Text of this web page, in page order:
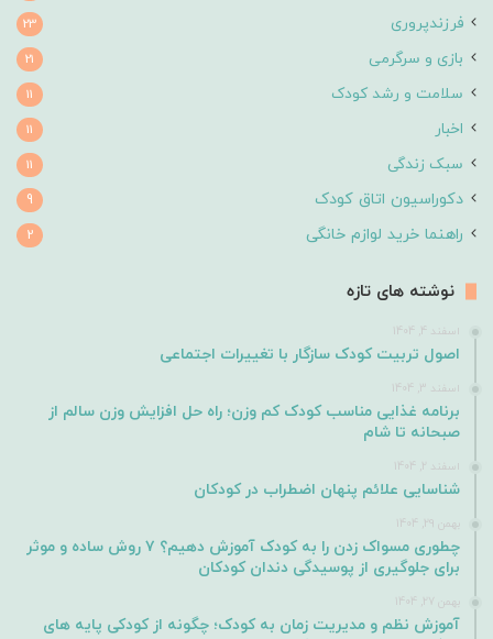
فرزندپروری 23
بازی و سرگرمی 21
سلامت و رشد کودک 11
اخبار 11
سبک زندگی 11
دکوراسیون اتاق کودک 9
راهنما خرید لوازم خانگی 2
نوشته های تازه
اسفند 4, 1404
اصول تربیت کودک سازگار با تغییرات اجتماعی
اسفند 3, 1404
برنامه غذایی مناسب کودک کم وزن؛ راه حل افزایش وزن سالم از
صبحانه تا شام
اسفند 2, 1404
شناسایی علائم پنهان اضطراب در کودکان
بهمن 29, 1404
چطوری مسواک زدن را به کودک آموزش دهیم؟ ۷ روش ساده و موثر
برای جلوگیری از پوسیدگی دندان کودکان
بهمن 27, 1404
آموزش نظم و مدیریت زمان به کودک؛ چگونه از کودکی پایه های